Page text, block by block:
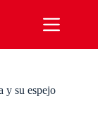
y su espejo